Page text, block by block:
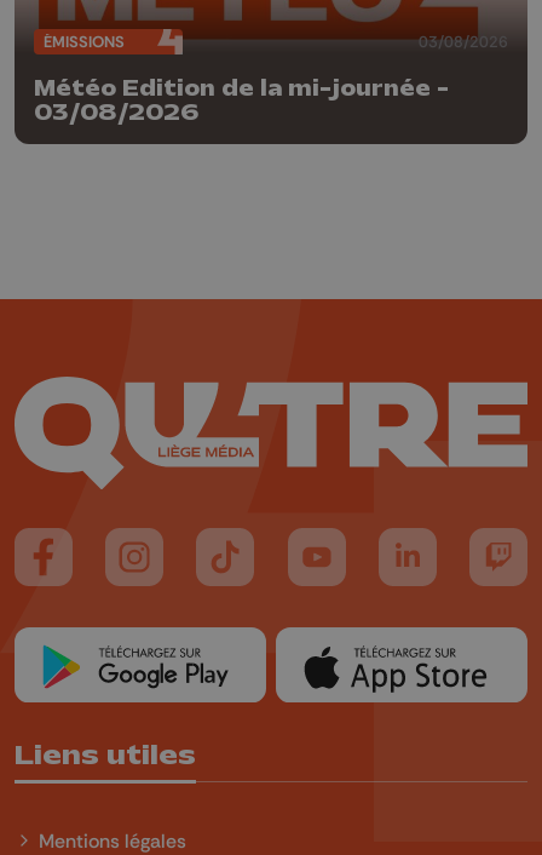
ÉMISSIONS 03/08/2026
Météo Edition de la mi-journée -
03/08/2026
Suivez-nous sur FaceBook
Suivez-nous sur Instagram
Suivez-nous sur TikTok
Suivez-nous sur YouTube
Suivez-nous
Liens utiles
Mentions légales